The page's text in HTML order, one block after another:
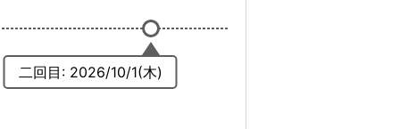
二回目: 2026/10/1(木)